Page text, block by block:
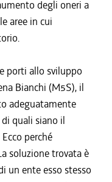
degli oneri a
aree in cui
porti allo sviluppo
Bianchi (M5S), il
adeguatamente
quali siano il
perché
soluzione trovata è
un ente esso stesso